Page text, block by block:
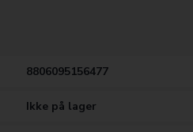
8806095156477
Ikke på lager